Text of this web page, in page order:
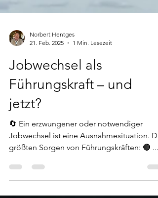
Norbert Hentges
21. Feb. 2025
1 Min. Lesezeit
Jobwechsel als
Führungskraft – und
jetzt?
🔄 Ein erzwungener oder notwendiger
Jobwechsel ist eine Ausnahmesituation.